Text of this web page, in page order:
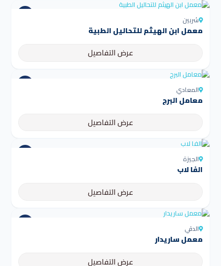
شربين
عرض التفاصيل
المعادي
معامل البرج
عرض التفاصيل
الجيزة
الفا لاب
عرض التفاصيل
الدقي
معمل ساريدار
عرض التفاصيل